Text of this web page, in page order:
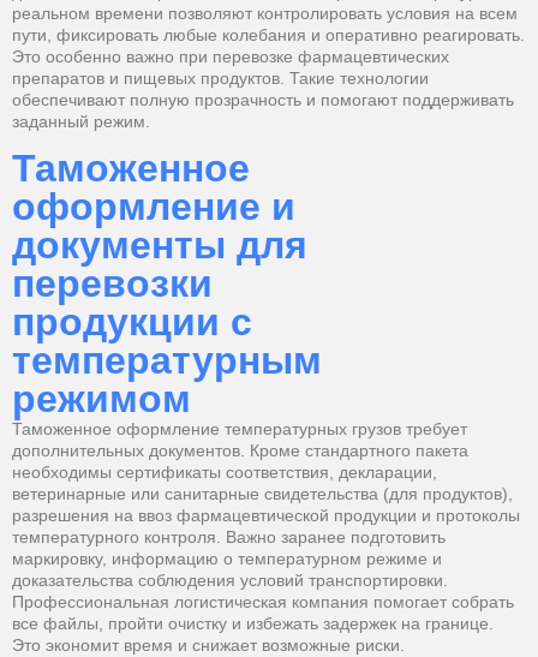
реальном времени позволяют контролировать условия на всем
пути, фиксировать любые колебания и оперативно реагировать.
Это особенно важно при перевозке фармацевтических
препаратов и пищевых продуктов. Такие технологии
обеспечивают полную прозрачность и помогают поддерживать
заданный режим.
Таможенное
оформление и
документы для
перевозки
продукции с
температурным
режимом
Таможенное оформление температурных грузов требует
дополнительных документов. Кроме стандартного пакета
необходимы сертификаты соответствия, декларации,
ветеринарные или санитарные свидетельства (для продуктов),
разрешения на ввоз фармацевтической продукции и протоколы
температурного контроля. Важно заранее подготовить
маркировку, информацию о температурном режиме и
доказательства соблюдения условий транспортировки.
Профессиональная логистическая компания помогает собрать
все файлы, пройти очистку и избежать задержек на границе.
Это экономит время и снижает возможные риски.